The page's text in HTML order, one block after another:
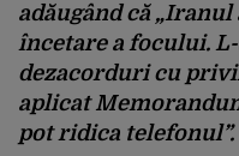
adăugând că
încetare a focului.
dezacorduri cu
aplicat
pot ridica telefonul”.